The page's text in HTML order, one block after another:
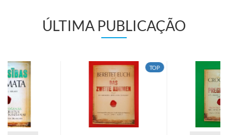
ÚLTIMA PUBLICAÇÃO
TOP